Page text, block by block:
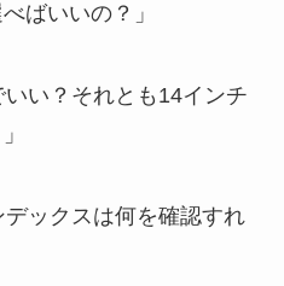
ばいいの？」
いい？それとも14インチ
デックスは何を確認すれ